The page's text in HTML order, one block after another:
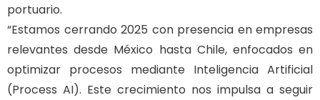
portuario.
“Estamos cerrando 2025 con presencia en empresas
relevantes desde México hasta Chile, enfocados en
optimizar procesos mediante Inteligencia Artificial
(Process AI). Este crecimiento nos impulsa a seguir